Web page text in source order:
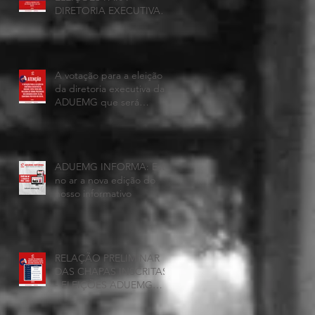
DIRETORIA EXECUTIVA
DA ADUEMG 2026-2028
A votação para a eleição
da diretoria executiva da
ADUEMG que será
junho, será presencial nas
ADUEMG INFORMA: Esta
no ar a nova edição do
nosso informativo
RELAÇÃO PRELIMINAR
DAS CHAPAS INSCRITAS
- ELEIÇÕES ADUEMG
2026/2028